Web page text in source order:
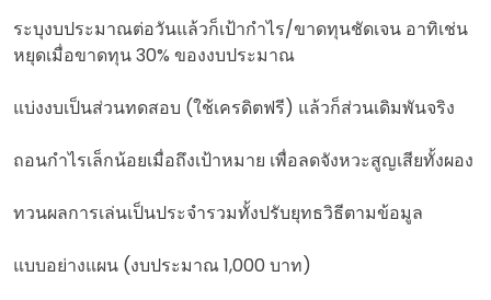
ระบุงบประมาณต่อวันแล้วก็เป้ากำไร/ขาดทุนชัดเจน อาทิเช่น
หยุดเมื่อขาดทุน 30% ของงบประมาณ
แบ่งงบเป็นส่วนทดสอบ (ใช้เครดิตฟรี) แล้วก็ส่วนเดิมพันจริง
ถอนกำไรเล็กน้อยเมื่อถึงเป้าหมาย เพื่อลดจังหวะสูญเสียทั้งผอง
ทวนผลการเล่นเป็นประจำรวมทั้งปรับยุทธวิธีตามข้อมูล
แบบอย่างแผน (งบประมาณ 1,000 บาท)